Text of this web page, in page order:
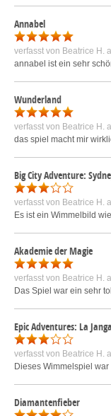
Annabel
verfasst von Beatrice H.
annabel ist ein sehr
Wunderland
verfasst von Beatrice H.
das spiel macht mir
Big City Adventure:
verfasst von Beatrice H.
Es ist ein Wimmelbild
Akademie der Magie
verfasst von Beatrice H.
Das Spiel war ein sehr
Epic Adventures: La
verfasst von Beatrice H.
Dieses Wimmelspiel
Diamantenfieber